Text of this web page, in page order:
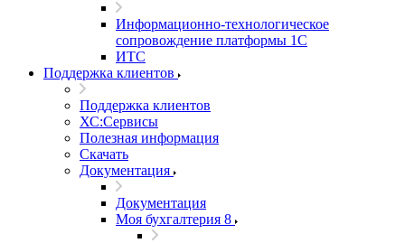
Информационно-технологическое
сопровождение платформы 1С
ИТС
Поддержка клиентов
Поддержка клиентов
ХС:Сервисы
Полезная информация
Скачать
Документация
Документация
Моя бухгалтерия 8